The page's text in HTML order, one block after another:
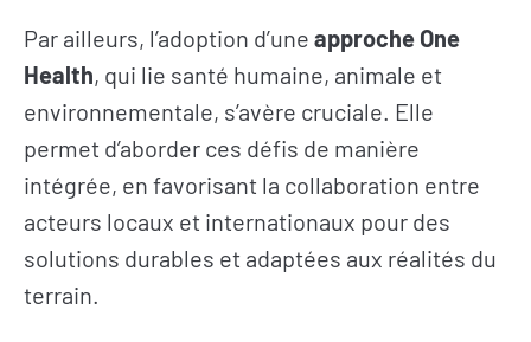
Par ailleurs, l’adoption d’une approche One
Health, qui lie santé humaine, animale et
environnementale, s’avère cruciale. Elle
permet d’aborder ces défis de manière
intégrée, en favorisant la collaboration entre
acteurs locaux et internationaux pour des
solutions durables et adaptées aux réalités du
terrain.